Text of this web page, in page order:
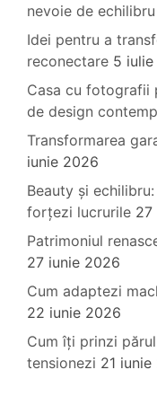
nevoie de echilibru
Idei pentru a
reconectare 5
Casa cu fotografii
de design
Transformarea
iunie 2026
Beauty și
forțezi lucrurile 27
Patrimoniul
27 iunie 2026
Cum adaptezi
22 iunie 2026
Cum îți prinzi
tensionezi 21